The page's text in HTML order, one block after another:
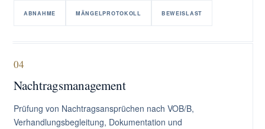
ABNAHME MÄNGELPROTOKOLL BEWEISLAST
04
Nachtragsmanagement
Prüfung von Nachtragsansprüchen nach VOB/B,
Verhandlungsbegleitung, Dokumentation und